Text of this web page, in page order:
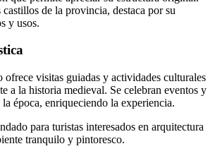
de la provincia, destaca por su
y usos.
visitas guiadas y actividades culturales
a la historia medieval. Se celebran eventos y
época, enriqueciendo la experiencia.
para turistas interesados en arquitectura
tranquilo y pintoresco.